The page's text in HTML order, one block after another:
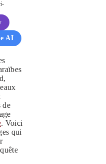
AI
de
. Voici
qui